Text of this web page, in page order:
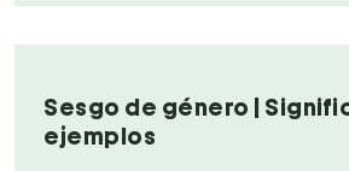
Sesgo de género |
ejemplos